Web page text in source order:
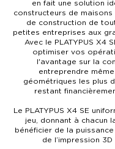
en fait une solution
constructeurs de
de construction de
petites entreprises aux
Avec le PLATYPUS X4
optimiser vos
l'avantage sur la
entreprendre
géométriques les plus
restant
Le PLATYPUS X4 SE
jeu, donnant à chacun
bénéficier de la
de l’impression 3D